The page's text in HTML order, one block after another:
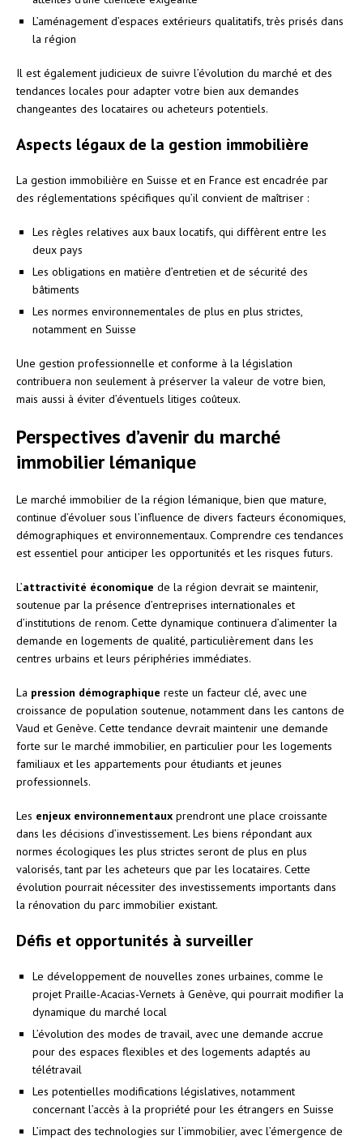
L’aménagement d’espaces extérieurs qualitatifs, très prisés dans
la région
Il est également judicieux de suivre l’évolution du marché et des
tendances locales pour adapter votre bien aux demandes
changeantes des locataires ou acheteurs potentiels.
Aspects légaux de la gestion immobilière
La gestion immobilière en Suisse et en France est encadrée par
des réglementations spécifiques qu’il convient de maîtriser :
Les règles relatives aux baux locatifs, qui diffèrent entre les
deux pays
Les obligations en matière d’entretien et de sécurité des
bâtiments
Les normes environnementales de plus en plus strictes,
notamment en Suisse
Une gestion professionnelle et conforme à la législation
contribuera non seulement à préserver la valeur de votre bien,
mais aussi à éviter d’éventuels litiges coûteux.
Perspectives d’avenir du marché
immobilier lémanique
Le marché immobilier de la région lémanique, bien que mature,
continue d’évoluer sous l’influence de divers facteurs économiques,
démographiques et environnementaux. Comprendre ces tendances
est essentiel pour anticiper les opportunités et les risques futurs.
L’attractivité économique de la région devrait se maintenir,
soutenue par la présence d’entreprises internationales et
d’institutions de renom. Cette dynamique continuera d’alimenter la
demande en logements de qualité, particulièrement dans les
centres urbains et leurs périphéries immédiates.
La pression démographique reste un facteur clé, avec une
croissance de population soutenue, notamment dans les cantons de
Vaud et Genève. Cette tendance devrait maintenir une demande
forte sur le marché immobilier, en particulier pour les logements
familiaux et les appartements pour étudiants et jeunes
professionnels.
Les enjeux environnementaux prendront une place croissante
dans les décisions d’investissement. Les biens répondant aux
normes écologiques les plus strictes seront de plus en plus
valorisés, tant par les acheteurs que par les locataires. Cette
évolution pourrait nécessiter des investissements importants dans
la rénovation du parc immobilier existant.
Défis et opportunités à surveiller
Le développement de nouvelles zones urbaines, comme le
projet Praille-Acacias-Vernets à Genève, qui pourrait modifier la
dynamique du marché local
L’évolution des modes de travail, avec une demande accrue
pour des espaces flexibles et des logements adaptés au
télétravail
Les potentielles modifications législatives, notamment
concernant l’accès à la propriété pour les étrangers en Suisse
L’impact des technologies sur l’immobilier, avec l’émergence de